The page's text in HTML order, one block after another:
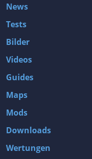
News
Tests
Bilder
Videos
Guides
Maps
Mods
Downloads
Wertungen